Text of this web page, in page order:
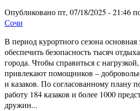
Опубликовано пт, 07/18/2025 - 21:46
Сочи
В период курортного сезона
обеспечить безопасность тысяч
города. Чтобы справиться с
привлекают помощников –
и казаков. По согласованному плану
работу 184 казаков и более 1000
дружин...